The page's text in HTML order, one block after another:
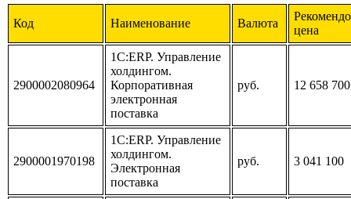
Код Наименование Валюта
цена
2900002080964
1С:ERP. Управление
холдингом.
Корпоративная
электронная
поставка
руб. 12 658 700
2900001970198
1С:ERP. Управление
холдингом.
Электронная
поставка
руб. 3 041 100